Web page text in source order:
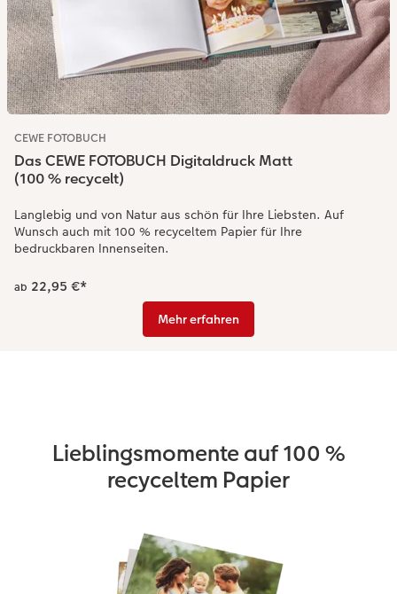
Anleitungen & Hilfe
Inspiration
Neuheiten
im Wunschformat
Neuheiten
Extras
Digitale Grußkarte
CEWE myPhotos
Neuheiten
CEWE myPhotos
Neuheiten
CEWE FOTOBUCH
Das CEWE FOTOBUCH Digitaldruck Matt
(100 % recycelt)
Langlebig und von Natur aus schön für Ihre Liebsten. Auf
Wunsch auch mit 100 % recyceltem Papier für Ihre
bedruckbaren Innenseiten.
ab 22,95 €*
Mehr erfahren
Lieblingsmomente auf 100 %
recyceltem Papier